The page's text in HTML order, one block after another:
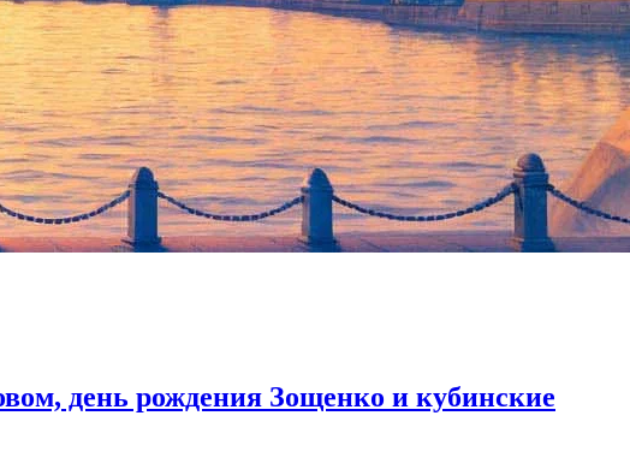
день рождения Зощенко и кубинские